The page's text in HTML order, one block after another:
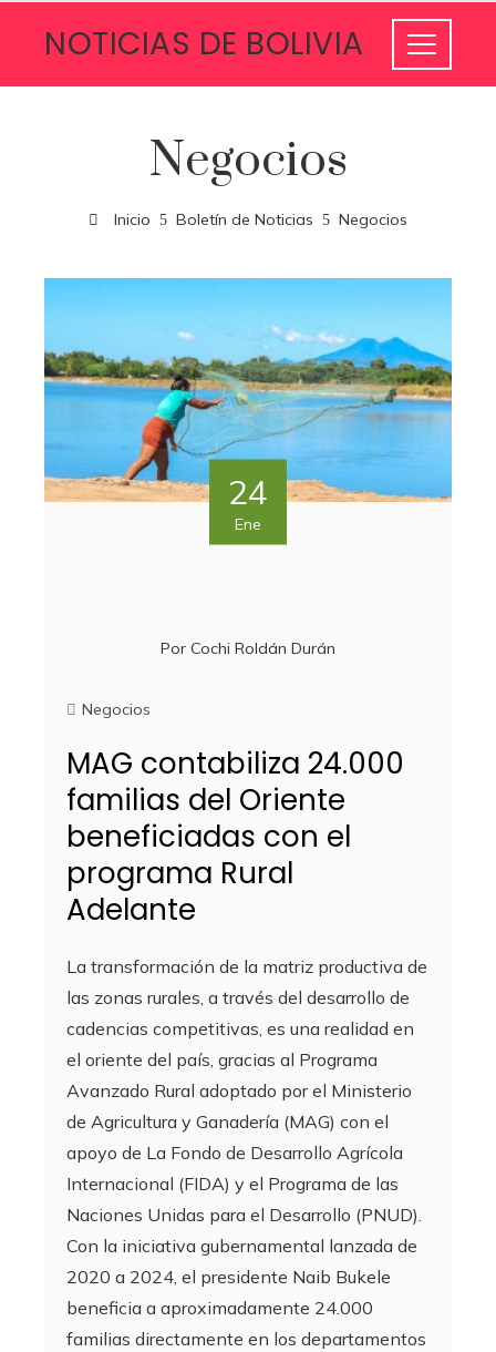
NOTICIAS DE BOLIVIA
Negocios
Inicio Boletín de Noticias Negocios
24
Ene
Por Cochi Roldán Durán
Negocios
MAG contabiliza 24.000
familias del Oriente
beneficiadas con el
programa Rural
Adelante
La transformación de la matriz productiva de
las zonas rurales, a través del desarrollo de
cadencias competitivas, es una realidad en
el oriente del país, gracias al Programa
Avanzado Rural adoptado por el Ministerio
de Agricultura y Ganadería (MAG) con el
apoyo de La Fondo de Desarrollo Agrícola
Internacional (FIDA) y el Programa de las
Naciones Unidas para el Desarrollo (PNUD).
Con la iniciativa gubernamental lanzada de
2020 a 2024, el presidente Naib Bukele
beneficia a aproximadamente 24.000
familias directamente en los departamentos